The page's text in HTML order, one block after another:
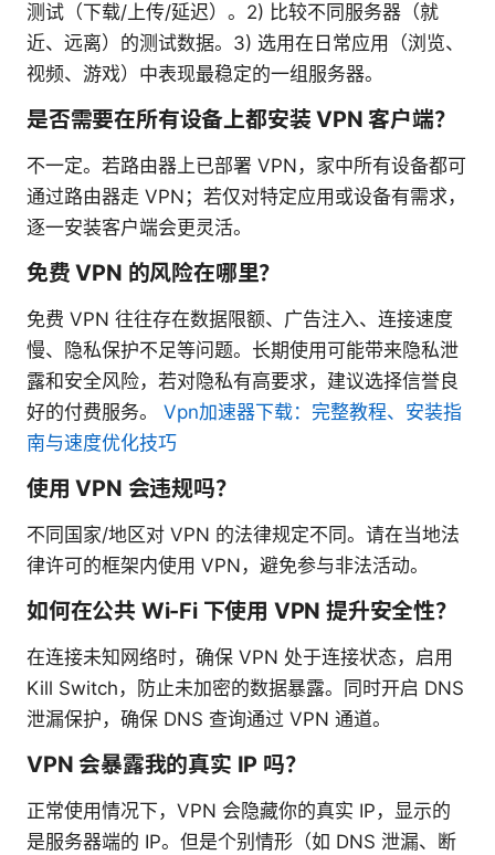
测试（下载/上传/延迟）。2) 比较不同服务器（就
近、远离）的测试数据。3) 选用在日常应用（浏览、
视频、游戏）中表现最稳定的一组服务器。
是否需要在所有设备上都安装 VPN 客户端？
不一定。若路由器上已部署 VPN，家中所有设备都可
通过路由器走 VPN；若仅对特定应用或设备有需求，
逐一安装客户端会更灵活。
免费 VPN 的风险在哪里？
免费 VPN 往往存在数据限额、广告注入、连接速度
慢、隐私保护不足等问题。长期使用可能带来隐私泄
露和安全风险，若对隐私有高要求，建议选择信誉良
好的付费服务。 Vpn加速器下载：完整教程、安装指
南与速度优化技巧
使用 VPN 会违规吗？
不同国家/地区对 VPN 的法律规定不同。请在当地法
律许可的框架内使用 VPN，避免参与非法活动。
如何在公共 Wi-Fi 下使用 VPN 提升安全性？
在连接未知网络时，确保 VPN 处于连接状态，启用
Kill Switch，防止未加密的数据暴露。同时开启 DNS
泄漏保护，确保 DNS 查询通过 VPN 通道。
VPN 会暴露我的真实 IP 吗？
正常使用情况下，VPN 会隐藏你的真实 IP，显示的
是服务器端的 IP。但是个别情形（如 DNS 泄漏、断